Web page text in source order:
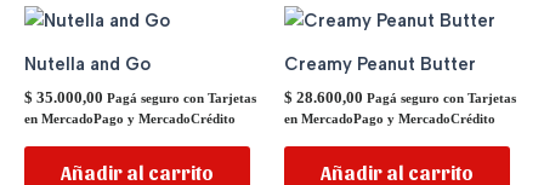
Nutella and Go
$ 35.000,00 Pagá seguro con Tarjetas
en MercadoPago y MercadoCrédito
Añadir al carrito
Creamy Peanut Butter
$ 28.600,00 Pagá seguro con Tarjetas
en MercadoPago y MercadoCrédito
Añadir al carrito